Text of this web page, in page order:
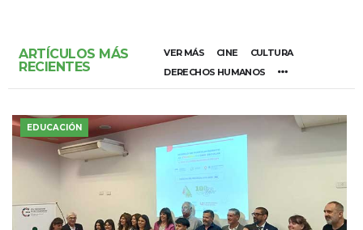
ARTÍCULOS MÁS
RECIENTES
VER MÁS CINE
CULTURA
DERECHOS HUMANOS
EDUCACIÓN